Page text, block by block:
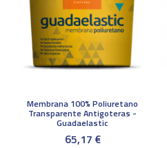
Membrana 100% Poliuretano
Transparente Antigoteras -
Guadaelastic
65,17 €